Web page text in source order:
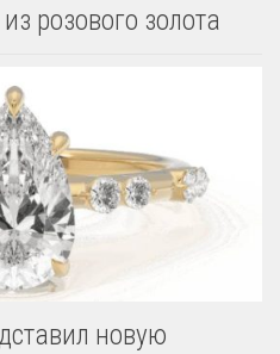
розового золота
новую